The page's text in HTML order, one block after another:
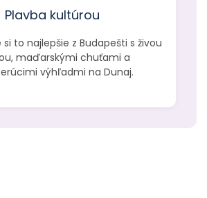
Plavba kultúrou
to najlepšie z Budapešti s živou
maďarskými chuťami a
výhľadmi na Dunaj.